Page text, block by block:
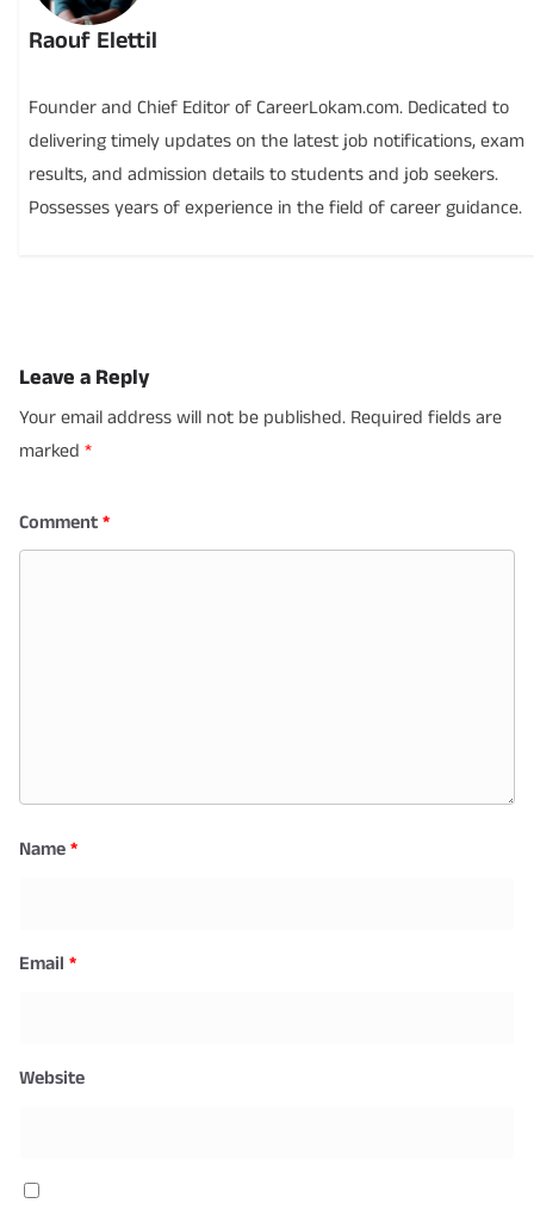
Raouf Elettil
Founder and Chief Editor of CareerLokam.com. Dedicated to
delivering timely updates on the latest job notifications, exam
results, and admission details to students and job seekers.
Possesses years of experience in the field of career guidance.
Leave a Reply
Your email address will not be published. Required fields are
marked *
Comment*
Name*
Email *
Website